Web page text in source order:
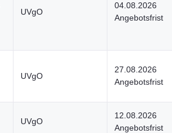
UVgO
04.08.2026
Angebotsfrist
UVgO
27.08.2026
Angebotsfrist
UVgO
12.08.2026
Angebotsfrist